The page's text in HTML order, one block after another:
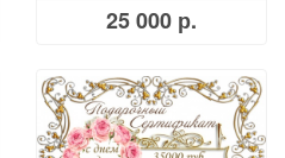
25 000 р.